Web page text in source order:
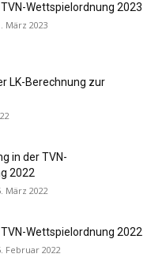
Wettspielordnung 2023
März 2023
LK-Berechnung zur
in der TVN-
2022
März 2022
Wettspielordnung 2022
Februar 2022